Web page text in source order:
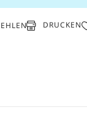
DRUCKEN